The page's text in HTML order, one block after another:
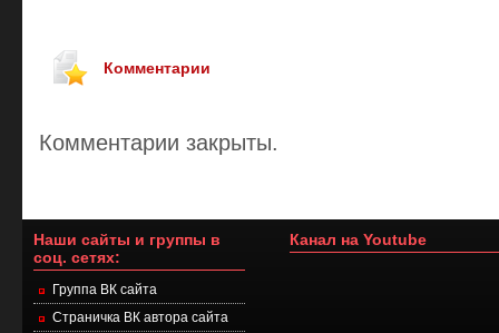
Комментарии
Комментарии закрыты.
Наши сайты и группы в
соц. сетях:
Группа ВК сайта
Страничка ВК автора сайта
Канал на Youtube